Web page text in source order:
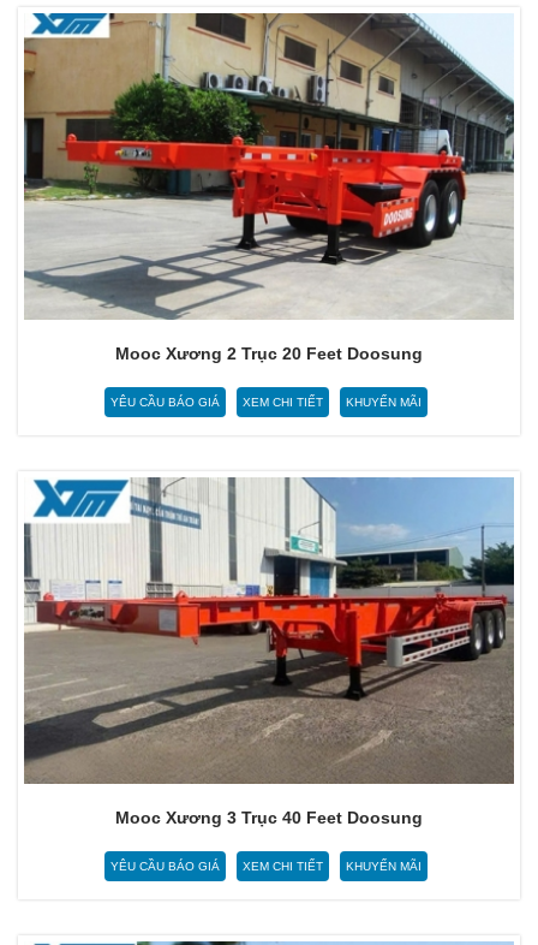
Mooc Xương 2 Trục 20 Feet Doosung
YÊU CẦU BÁO GIÁ XEM CHI TIẾT KHUYẾN MÃI
Mooc Xương 3 Trục 40 Feet Doosung
YÊU CẦU BÁO GIÁ XEM CHI TIẾT KHUYẾN MÃI